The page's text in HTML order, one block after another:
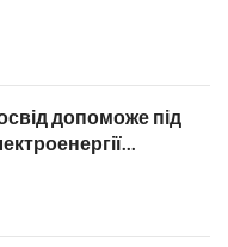
допоможе під